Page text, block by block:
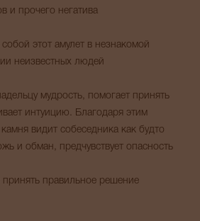
и прочего негатива
этот амулет в незнакомой
неизвестных людей
мудрость, помогает принять
интуицию. Благодаря этим
видит собеседника как будто
и обман, предчувствует опасность
правильное решение